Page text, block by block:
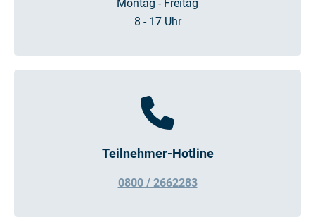
Montag - Freitag
8 - 17 Uhr
Teilnehmer-Hotline
0800 / 2662283